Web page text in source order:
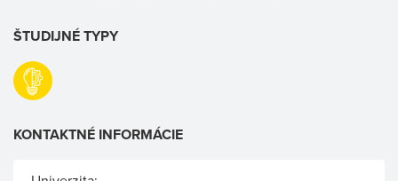
ŠTUDIJNÉ TYPY
KONTAKTNÉ INFORMÁCIE